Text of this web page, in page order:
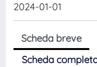
2024-01-01
Scheda breve
Scheda